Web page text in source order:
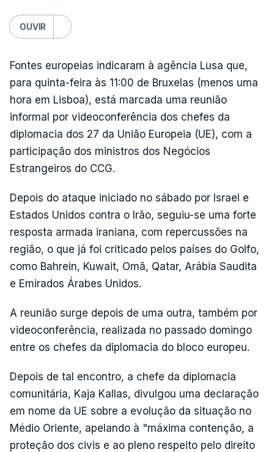
OUVIR
Fontes europeias indicaram à agência Lusa que,
para quinta-feira às 11:00 de Bruxelas (menos uma
hora em Lisboa), está marcada uma reunião
informal por videoconferência dos chefes da
diplomacia dos 27 da União Europeia (UE), com a
participação dos ministros dos Negócios
Estrangeiros do CCG.
Depois do ataque iniciado no sábado por Israel e
Estados Unidos contra o Irão, seguiu-se uma forte
resposta armada iraniana, com repercussões na
região, o que já foi criticado pelos países do Golfo,
como Bahrein, Kuwait, Omã, Qatar, Arábia Saudita
e Emirados Árabes Unidos.
A reunião surge depois de uma outra, também por
videoconferência, realizada no passado domingo
entre os chefes da diplomacia do bloco europeu.
Depois de tal encontro, a chefe da diplomacia
comunitária, Kaja Kallas, divulgou uma declaração
em nome da UE sobre a evolução da situação no
Médio Oriente, apelando à "máxima contenção, a
proteção dos civis e ao pleno respeito pelo direito